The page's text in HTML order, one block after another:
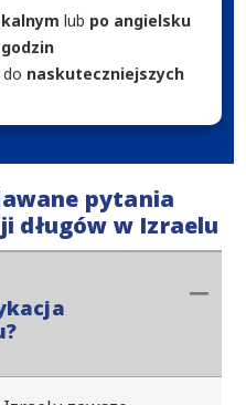
lub po angielsku
naskuteczniejszych
pytania
długów w Izraelu